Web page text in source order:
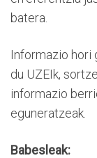
batera.
Informazio hori
du UZEIk,
informazio
eguneratzeak.
Babesleak: